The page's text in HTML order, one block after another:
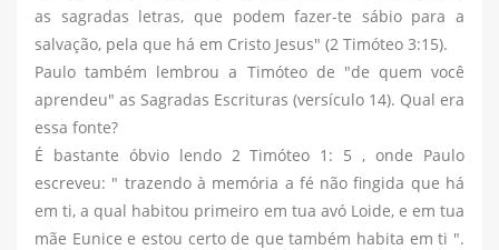
as sagradas letras, que podem fazer-te sábio para a
salvação, pela que há em Cristo Jesus" (2 Timóteo 3:15).
Paulo também lembrou a Timóteo de "de quem você
aprendeu" as Sagradas Escrituras (versículo 14). Qual era
essa fonte?
É bastante óbvio lendo 2 Timóteo 1: 5 , onde Paulo
escreveu: " trazendo à memória a fé não fingida que há
em ti, a qual habitou primeiro em tua avó Loide, e em tua
mãe Eunice e estou certo de que também habita em ti ".